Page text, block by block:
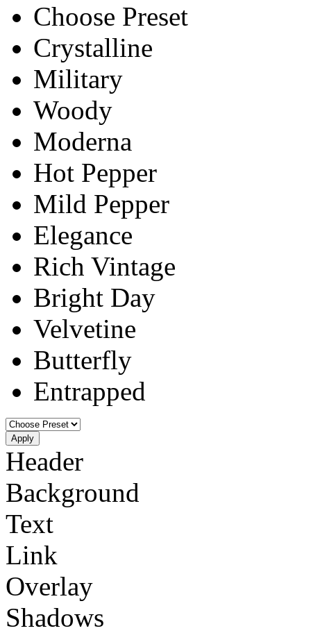
Choose Preset
Crystalline
Military
Woody
Moderna
Hot Pepper
Mild Pepper
Elegance
Rich Vintage
Bright Day
Velvetine
Butterfly
Entrapped
Apply
Header
Background
Text
Link
Overlay
Shadows